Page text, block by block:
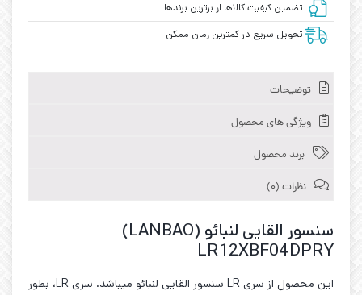
تضمین کیفیت کالاها از برترین برندها
تحویل سریع در کمترین زمان ممکن
توضیحات
ویژگی های محصول
برند محصول
نظرات (0)
سنسور القایی لنبائو (LANBAO)
LR12XBF04DPRY
این محصول از سری LR سنسور القایی لنبائو میباشد. سری LR، بطور